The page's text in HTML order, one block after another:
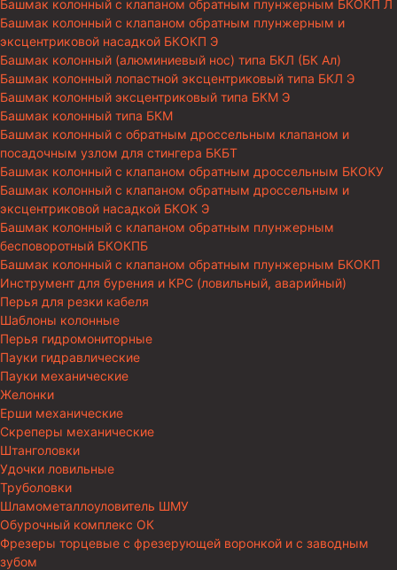
Башмак колонный с клапаном обратным плунжерным БКОКП Л
Башмак колонный с клапаном обратным плунжерным и
эксцентриковой насадкой БКОКП Э
Башмак колонный (алюминиевый нос) типа БКЛ (БК Ал)
Башмак колонный лопастной эксцентриковый типа БКЛ Э
Башмак колонный эксцентриковый типа БКМ Э
Башмак колонный типа БКМ
Башмак колонный с обратным дроссельным клапаном и
посадочным узлом для стингера БКБТ
Башмак колонный с клапаном обратным дроссельным БКОКУ
Башмак колонный с клапаном обратным дроссельным и
эксцентриковой насадкой БКОК Э
Башмак колонный с клапаном обратным плунжерным
бесповоротный БКОКПБ
Башмак колонный с клапаном обратным плунжерным БКОКП
Инструмент для бурения и КРС (ловильный, аварийный)
Перья для резки кабеля
Шаблоны колонные
Перья гидромониторные
Пауки гидравлические
Пауки механические
Желонки
Ерши механические
Скреперы механические
Штанголовки
Удочки ловильные
Труболовки
Шламометаллоуловитель ШМУ
Обурочный комплекс ОК
Фрезеры торцевые с фрезерующей воронкой и с заводным
зубом